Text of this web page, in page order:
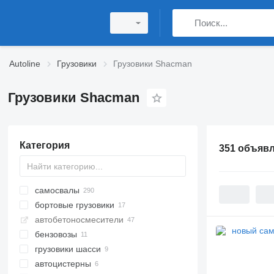
Autoline Грузовики Грузовики Shacman
Грузовики Shacman
Категория
самосвалы
бортовые грузовики
автобетоносмесители
бензовозы
грузовики шасси
автоцистерны
351